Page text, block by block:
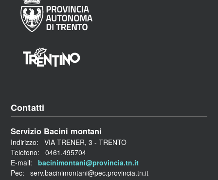
Contatti
Servizio Bacini montani
Indirizzo: VIA TRENER, 3 - TRENTO
Telefono: 0461.495704
E-mail: bacinimontani@provincia.tn.it
Pec: serv.bacinimontani@pec.provincia.tn.it